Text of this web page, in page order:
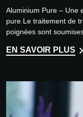
Aluminium Pure – Une
pure Le traitement de
poignées sont soumises
EN SAVOIR PLUS